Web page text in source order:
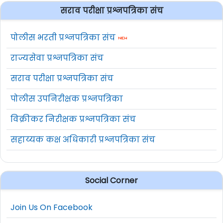
कामाचा अनुभव (ESM साठी)
17
5वी उत्तीर्ण / वाचता आणि लिहिता येणे
आवश्यक / हिंदी आणि इंग्रजी बोलण्याचे
Eligibility Criteria For APS Ahmednagar
Bharti 2025
सूचना - शैक्षणिक पात्रता :सविस्तर शैक्षणिक पात्रता
पाहण्यासाठी मूळ जाहिरात वाचावी.
(आपले वय मोजण्यासाठी येथे क्लिक करा- Age
शुल्क :250/- रुपये (शुल्क QR कोड किंवा बँक
सराव परीक्षा प्रश्नपत्रिका संच
पोलीस भरती प्रश्नपत्रिका संच
राज्यसेवा प्रश्नपत्रिका संच
सराव परीक्षा प्रश्नपत्रिका संच
पोलीस उपनिरीक्षक प्रश्नपत्रिका
विक्रीकर निरीक्षक प्रश्नपत्रिका संच
सहाय्यक कक्ष अधिकारी प्रश्नपत्रिका संच
Social Corner
Join Us On Facebook